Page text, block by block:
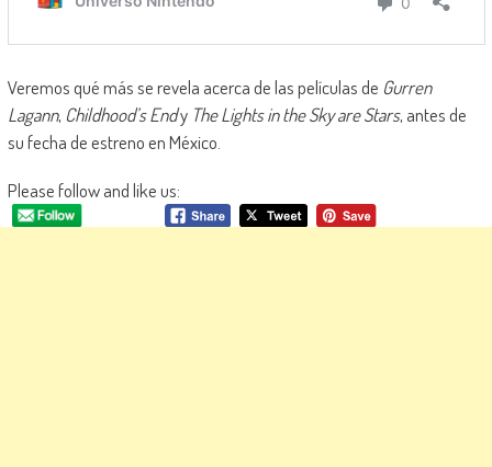
Veremos qué más se revela acerca de las películas de Gurren
Lagann, Childhood’s Endy The Lights in the Sky are Stars, antes de
su fecha de estreno en México.
Please follow and like us: